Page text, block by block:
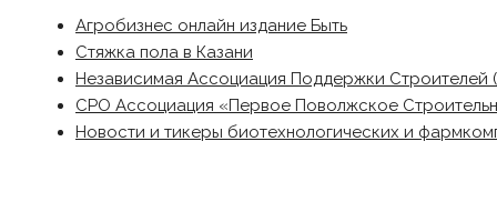
Агробизнес онлайн издание Быть
Стяжка пола в Казани
Независимая Ассоциация Поддержки Строителей
СРО Ассоциация «Первое Поволжское
Новости и тикеры биотехнологических и